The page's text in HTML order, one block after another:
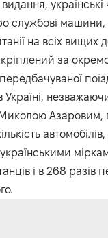
службові машини,
на всіх вищих
за
Україні,
Миколою Азаровим,
українськими
і в 268 разів